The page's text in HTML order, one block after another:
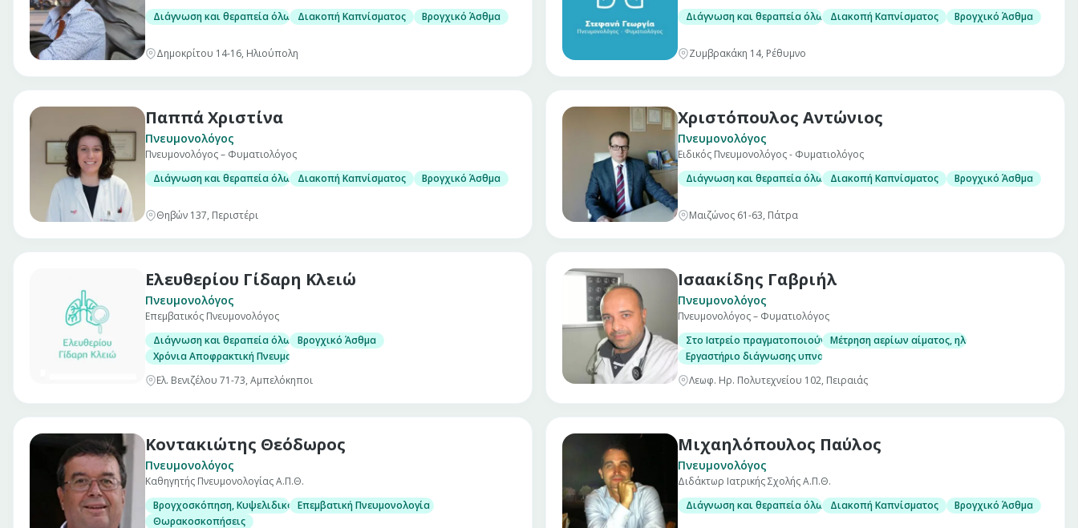
Διάγνωση και θεραπεία όλων των πνευμονολογικών παθήσεων
Διακοπή Καπνίσματος Βρογχικό Άσθμα
Δημοκρίτου 14-16, Ηλιούπολη
Διάγνωση και θεραπεία όλων των πνευμονολογικών παθήσεων
Διακοπή Καπνίσματος Βρογχικό Άσθμα
Ζυμβρακάκη 14, Ρέθυμνο
Παππά Χριστίνα
Πνευμονολόγος
Πνευμονολόγος – Φυματιολόγος
Διάγνωση και θεραπεία όλων των πνευμονολογικών παθήσεων
Διακοπή Καπνίσματος Βρογχικό Άσθμα
Θηβών 137, Περιστέρι
Χριστόπουλος Αντώνιος
Πνευμονολόγος
Ειδικός Πνευμονολόγος - Φυματιολόγος
Διάγνωση και θεραπεία όλων των πνευμονολογικών παθήσεων
Διακοπή Καπνίσματος Βρογχικό Άσθμα
Μαιζώνος 61-63, Πάτρα
Ελευθερίου Γίδαρη Κλειώ
Πνευμονολόγος
Επεμβατικός Πνευμονολόγος
Διάγνωση και θεραπεία όλων των πνευμονολογικών παθήσεων
Βρογχικό Άσθμα
Χρόνια Αποφρακτική Πνευμονοπάθεια (Χ.Α.Π.)
Ελ. Βενιζέλου 71-73, Αμπελόκηποι
Ισαακίδης Γαβριήλ
Πνευμονολόγος
Πνευμονολόγος – Φυματιολόγος
Στο Ιατρείο πραγματοποιούνταιΜέτρηση αερίων αίματος, ηλεκτρολυτών,
Εργαστήριο διάγνωσης υπνοαπνοικού συνδρόμου (μελέτη ύπνου)
Λεωφ. Ηρ. Πολυτεχνείου 102, Πειραιάς
Κοντακιώτης Θεόδωρος
Πνευμονολόγος
Καθηγητής Πνευμονολογίας Α.Π.Θ.
Βρογχοσκόπηση, Κυψελιδικό έκπλυμαΕπεμβατική Πνευμονολογία
Θωρακοσκοπήσεις
Μιχαηλόπουλος Παύλος
Πνευμονολόγος
Διδάκτωρ Ιατρικής Σχολής Α.Π.Θ.
Διάγνωση και θεραπεία όλων των πνευμονολογικών παθήσεων
Διακοπή Καπνίσματος Βρογχικό Άσθμα